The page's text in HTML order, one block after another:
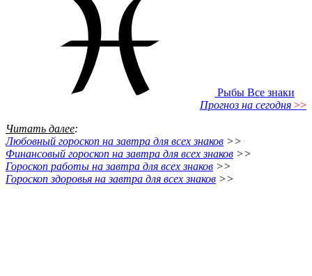
Рыбы Все знаки
Прогноз на сегодня >>
Читать далее:
Любовный гороскоп на завтра для всех знаков >>
Финансовый гороскоп на завтра для всех знаков >>
Гороскоп работы на завтра для всех знаков >>
Гороскоп здоровья на завтра для всех знаков >>